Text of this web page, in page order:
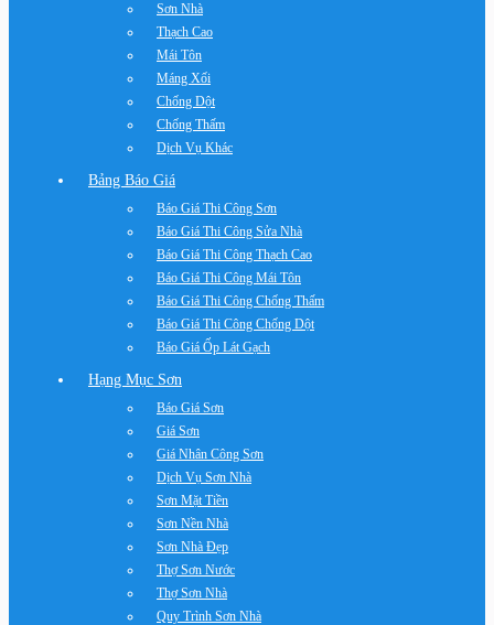
Sơn Nhà
Thạch Cao
Mái Tôn
Máng Xối
Chống Dột
Chống Thấm
Dịch Vụ Khác
Bảng Báo Giá
Báo Giá Thi Công Sơn
Báo Giá Thi Công Sửa Nhà
Báo Giá Thi Công Thạch Cao
Báo Giá Thi Công Mái Tôn
Báo Giá Thi Công Chống Thấm
Báo Giá Thi Công Chống Dột
Báo Giá Ốp Lát Gạch
Hạng Mục Sơn
Báo Giá Sơn
Giá Sơn
Giá Nhân Công Sơn
Dịch Vụ Sơn Nhà
Sơn Mặt Tiền
Sơn Nền Nhà
Sơn Nhà Đẹp
Thợ Sơn Nước
Thợ Sơn Nhà
Quy Trình Sơn Nhà